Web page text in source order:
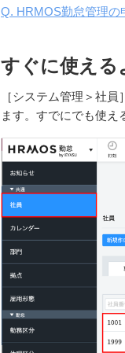
Q. HRMOS勤怠管理の
すぐに使える
［システム管理＞社
ます。すでにでも使え